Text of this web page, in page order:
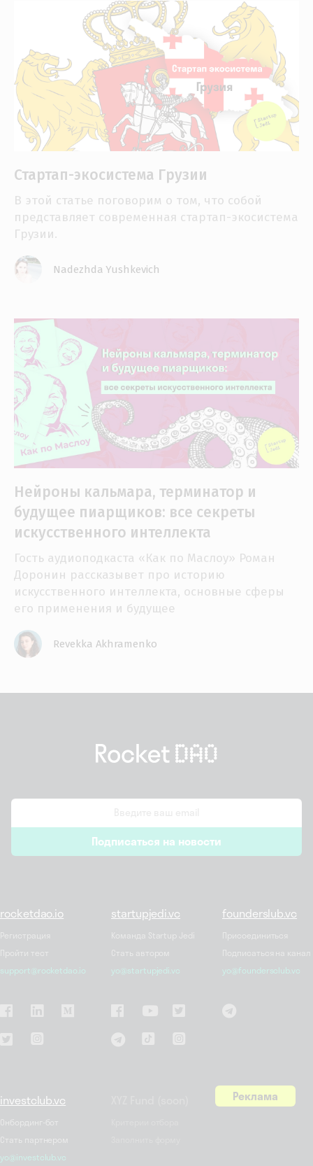
Стартап-экосистема Грузии
В этой статье поговорим о том, что собой
представляет современная стартап-экосистема
Грузии.
Nadezhda Yushkevich
Нейроны кальмара, терминатор и
будущее пиарщиков: все секреты
искусственного интеллекта
Гость аудиоподкаста «Как по Маслоу» Роман
Доронин рассказывет про историю
искусственного интеллекта, основные сферы
его применения и будущее
Revekka Akhramenko
*
Подписаться на новости
rocketdao.io
Регистрация
Пройти тест
support@rocketdao.io
startupjedi.vc
Команда Startup Jedi
Стать автором
yo@startupjedi.vc
founderslub.vc
Присоединиться
Подписаться на канал
yo@foundersclub.vc
investclub.vc
Онбординг-бот
Стать партнером
yo@investclub.vc
Реклама